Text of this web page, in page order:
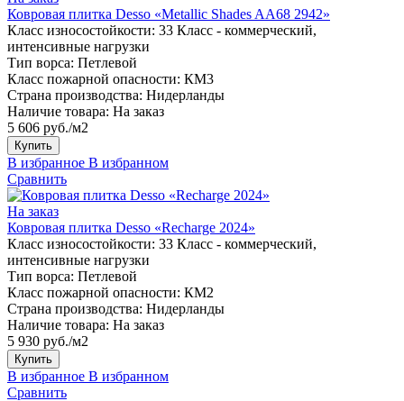
Ковровая плитка Desso «Metallic Shades AA68 2942»
Класс износостойкости: 33 Класс - коммерческий,
интенсивные нагрузки
Тип ворса: Петлевой
Класс пожарной опасности: КМ3
Страна производства: Нидерланды
Наличие товара: На заказ
5 606 руб./м2
Купить
В избранное В избранном
Сравнить
На заказ
Ковровая плитка Desso «Recharge 2024»
Класс износостойкости: 33 Класс - коммерческий,
интенсивные нагрузки
Тип ворса: Петлевой
Класс пожарной опасности: КМ2
Страна производства: Нидерланды
Наличие товара: На заказ
5 930 руб./м2
Купить
В избранное В избранном
Сравнить